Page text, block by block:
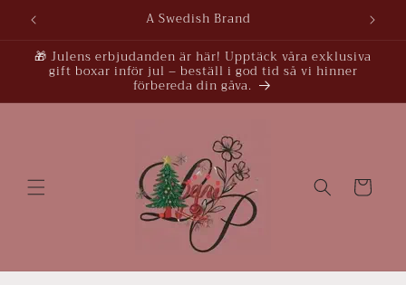
vidare
till
A Swedish Brand
🎁 Julens erbjudanden är här! Upptäck våra exklusiva
gift boxar inför jul – beställ i god tid så vi hinner
förbereda din gåva.
Varukorg